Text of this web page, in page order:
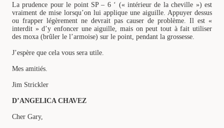
La prudence pour le point SP – 6 ‘ (« intérieur de la cheville ») est
vraiment de mise lorsqu’on lui applique une aiguille. Appuyer dessus
ou frapper légèrement ne devrait pas causer de problème. Il est «
interdit » d’y enfoncer une aiguille, mais on peut tout à fait utiliser
des moxa (brûler le l’armoise) sur le point, pendant la grossesse.
J’espère que cela vous sera utile.
Mes amitiés.
Jim Strickler
D’ANGELICA CHAVEZ
Cher Gary,